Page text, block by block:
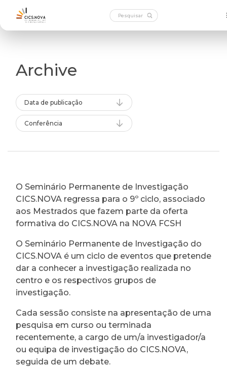
Archive
Data de publicação
Conferência
O Seminário Permanente de Investigação
CICS.NOVA regressa para o 9º ciclo, associado
aos Mestrados que fazem parte da oferta
formativa do CICS.NOVA na NOVA FCSH
O Seminário Permanente de Investigação do
CICS.NOVA é um ciclo de eventos que pretende
dar a conhecer a investigação realizada no
centro e os respectivos grupos de
investigação.
Cada sessão consiste na apresentação de uma
pesquisa em curso ou terminada
recentemente, a cargo de um/a investigador/a
ou equipa de investigação do CICS.NOVA,
seguida de um debate.